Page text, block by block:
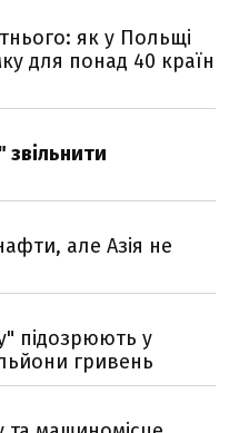
як у Польщі
для понад 40 країн
але Азія не
підозрюють у
гривень